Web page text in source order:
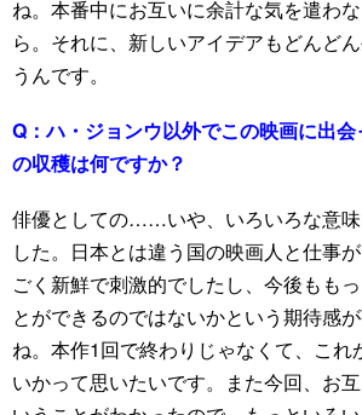
ね。本番中にお互いに余計な気を遣わ
ら。それに、新しいアイデアもどんど
うんです。
Q：ハ・ジョンウ以外でこの映画に出
の収穫は何ですか？
俳優としての……いや、いろいろな意味
した。日本とは違う国の映画人と仕事
ごく新鮮で刺激的でしたし、今後もも
とができるのではないかという期待感
ね。本作1回で終わりじゃなくて、これ
いかって思いたいです。また今回、お